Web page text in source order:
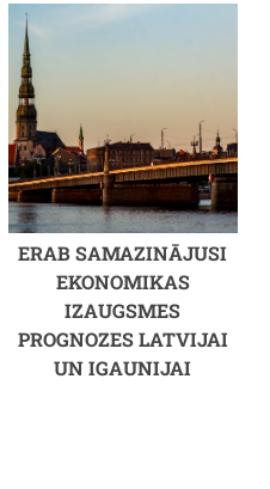
ERAB SAMAZINĀJUSI
EKONOMIKAS
IZAUGSMES
PROGNOZES LATVIJAI
UN IGAUNIJAI